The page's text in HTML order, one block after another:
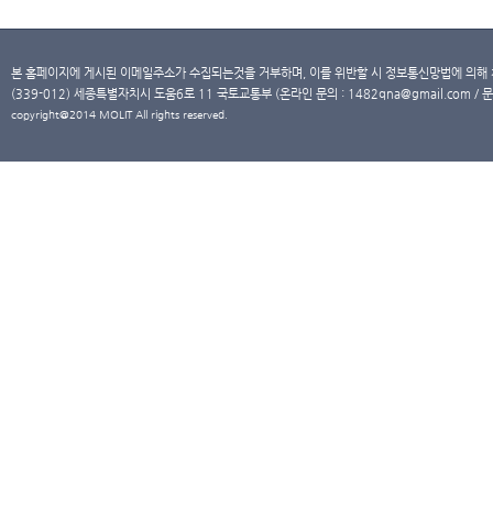
본 홈페이지에 게시된 이메일주소가 수집되는것을 거부하며, 이를 위반할 시 정보통신망법에 의
(339-012) 세종특별자치시 도움6로 11 국토교통부 (온라인 문의 : 1482qna@gmail.com /
copyright@2014 MOLIT All rights reserved.